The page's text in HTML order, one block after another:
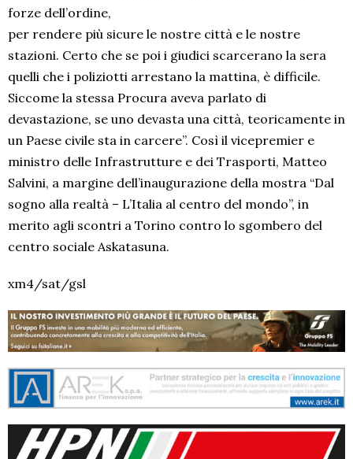
forze dell’ordine,
per rendere più sicure le nostre città e le nostre
stazioni. Certo che se poi i giudici scarcerano la sera
quelli che i poliziotti arrestano la mattina, è difficile.
Siccome la stessa Procura aveva parlato di
devastazione, se uno devasta una città, teoricamente in
un Paese civile sta in carcere”. Così il vicepremier e
ministro delle Infrastrutture e dei Trasporti, Matteo
Salvini, a margine dell’inaugurazione della mostra “Dal
sogno alla realtà – L’Italia al centro del mondo”, in
merito agli scontri a Torino contro lo sgombero del
centro sociale Askatasuna.
xm4/sat/gsl